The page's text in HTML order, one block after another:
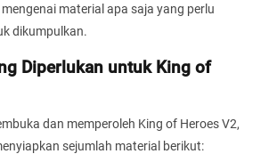
material apa saja yang perlu
dikumpulkan.
Diperlukan untuk King of
dan memperoleh King of Heroes V2,
sejumlah material berikut: